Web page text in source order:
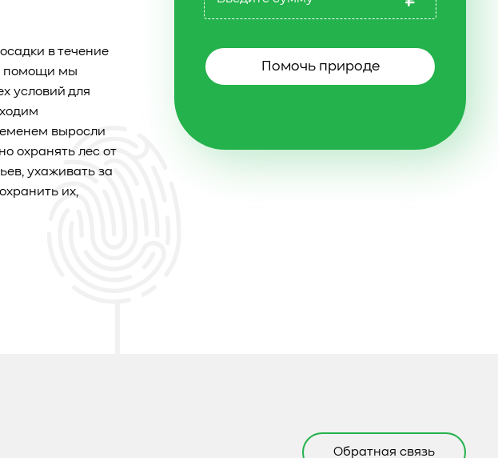
в течение
помощи мы
условий для
выросли
охранять лес от
ухаживать за
их,
Помочь природе
Обратная связь